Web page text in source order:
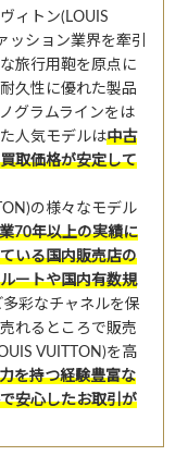
ィトン(LOUIS
ション業界を牽引
旅行用鞄を原点に
久性に優れた製品
グラムラインをは
人気モデルは中古
取価格が安定して
の様々なモデル
70年以上の実績に
いる国内販売店の
ートや国内有数規
彩なチャネルを保
れるところで販売
VUITTON)を高
を持つ経験豊富な
安心したお取引が